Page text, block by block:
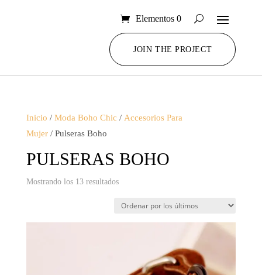
Elementos 0
JOIN THE PROJECT
Inicio / Moda Boho Chic / Accesorios Para
Mujer/ Pulseras Boho
PULSERAS BOHO
Mostrando los 13 resultadosOrdenado